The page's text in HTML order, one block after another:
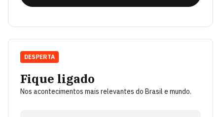
Fique ligado
Nos acontecimentos mais relevantes do Brasil e mundo.
DESPERTA